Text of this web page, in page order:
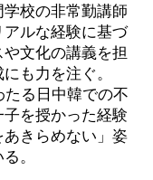
校の非常勤講師
アルな経験に基づ
文化の講義を担
も力を注ぐ。
たる日中韓での不
を授かった経験
きらめない」姿
。